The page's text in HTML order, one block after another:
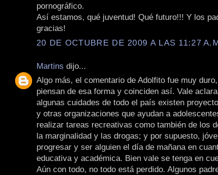
pornográfico.
Así estamos, qué juventud! Qué futuro!!! Y los
gracias!
20 DE OCTUBRE DE 2009 A LAS 11:27
Martins dijo...
Algo más, el comentario de Adolfito fue muy
piensan de esa forma y coinciden así. Vale
algunas cuidades de todo el país existen
y otras organizaciones que ayudan a
realizar tareas recreativas como también de los
la marginalidad y las drogas; y por supuesto,
progresar y ser alguien el día de mañana en
educativa y académica. Bien vale se tenga en
Aún con todo, no todo está perdido. Algunos